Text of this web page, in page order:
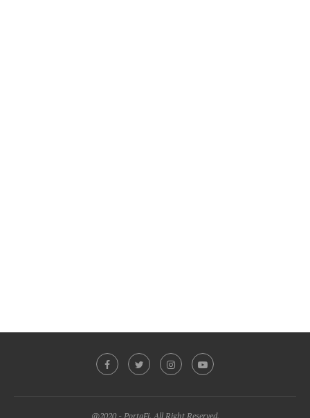
@2020 - PortaFi. All Right Reserved.